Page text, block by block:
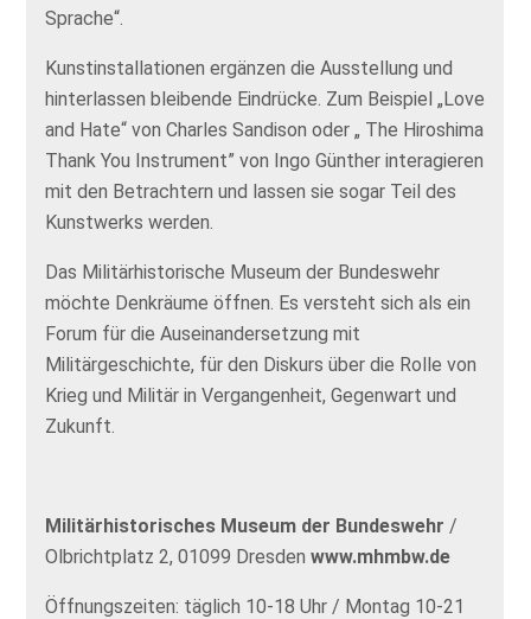
Sprache“.
Kunstinstallationen ergänzen die Ausstellung und
hinterlassen bleibende Eindrücke. Zum Beispiel „Love
and Hate“ von Charles Sandison oder „ The Hiroshima
Thank You Instrument” von Ingo Günther interagieren
mit den Betrachtern und lassen sie sogar Teil des
Kunstwerks werden.
Das Militärhistorische Museum der Bundeswehr
möchte Denkräume öffnen. Es versteht sich als ein
Forum für die Auseinandersetzung mit
Militärgeschichte, für den Diskurs über die Rolle von
Krieg und Militär in Vergangenheit, Gegenwart und
Zukunft.
Militärhistorisches Museum der Bundeswehr/
Olbrichtplatz 2, 01099 Dresdenwww.mhmbw.de
Öffnungszeiten: täglich 10-18 Uhr / Montag 10-21